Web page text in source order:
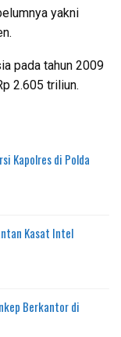
yakni
pada tahun 2009
2.605 triliun.
Kapolres di Polda
Kasat Intel
Berkantor di